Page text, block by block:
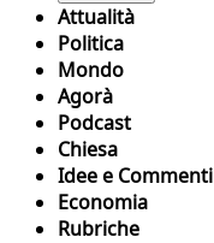
Attualità
Politica
Mondo
Agorà
Podcast
Chiesa
Idee e Commenti
Economia
Rubriche